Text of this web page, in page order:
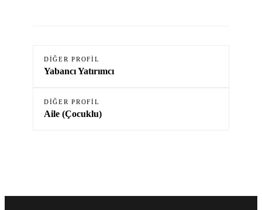
DIĞER PROFIL
Yabancı Yatırımcı
DIĞER PROFIL
Aile (Çocuklu)